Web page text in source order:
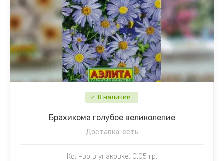
В наличии
Брахикома голубое великолепие
Доставка: есть
Кол-во в упаковке: 0,05 гр.